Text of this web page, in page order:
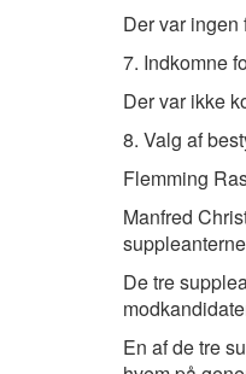
Der var ingen
7. Indkomne
Der var ikke
8. Valg af
Flemming
Manfred
De tre
En af de tre